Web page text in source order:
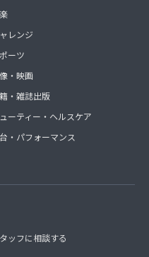
レンジ
ーツ
・映画
・雑誌出版
ーティー・ヘルスケア
・パフォーマンス
ッフに相談する